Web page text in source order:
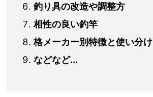
釣り具の改造や調整方
相性の良い釣竿
格メーカー別特徴と使い分け
などなど...